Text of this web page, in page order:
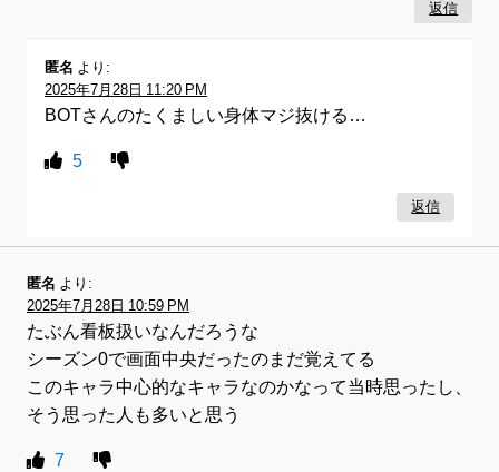
返信
匿名 より:
2025年7月28日 11:20 PM
BOTさんのたくましい身体マジ抜ける…
5
返信
匿名 より:
2025年7月28日 10:59 PM
たぶん看板扱いなんだろうな
シーズン0で画面中央だったのまだ覚えてる
このキャラ中心的なキャラなのかなって当時思ったし、
そう思った人も多いと思う
7